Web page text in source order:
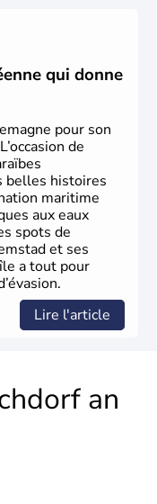
autonomie. Le pays
vu naître dans tous
en passant par la
Thomas Mann,
partie.
qui donne
pour son
de
belles histoires
maritime
aux eaux
spots de
et ses
a tout pour
Lire l'article
an